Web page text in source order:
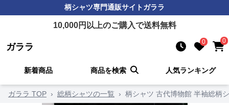
柄シャツ専門通販サイトガララ
10,000円以上のご購入で送料無料
ガララ 0 0
新着商品 商品を検索 人気ランキング
ガララ TOP › 総柄シャツの一覧 › 柄シャツ 古代博物館 半袖総柄